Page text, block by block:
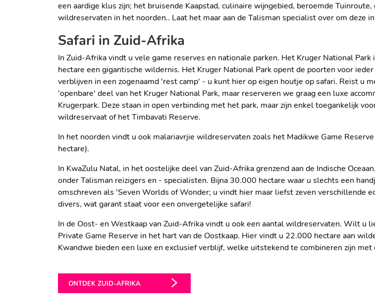
een aardige klus zijn; het bruisende Kaapstad, culinaire wijngebied, beroemde
wildreservaten in het noorden.. Laat het maar aan de Talisman specialist over om deze
Safari in Zuid-Afrika
In Zuid-Afrika vindt u vele game reserves en nationale parken. Het Kruger National
hectare een gigantische wildernis. Het Kruger National Park opent de poorten voor
verblijven in een zogenaamd 'rest camp' - u kunt hier op eigen houtje op safari. Reist u
'openbare' deel van het Kruger National Park, maar reserveren we graag een luxe
Krugerpark. Deze staan in open verbinding met het park, maar zijn enkel toegankelijk
wildreservaat of het Timbavati Reserve.
In het noorden vindt u ook malariavrjie wildreservaten zoals het Madikwe Game
hectare).
In KwaZulu Natal, in het oostelijke deel van Zuid-Afrika grenzend aan de Indische
onder Talisman reizigers en - specialisten. Bijna 30.000 hectare waar u slechts een
omschreven als 'Seven Worlds of Wonder; u vindt hier maar liefst zeven verschillende
divers, wat garant staat voor een onvergetelijke safari!
In de Oost- en Westkaap van Zuid-Afrika vindt u ook een aantal wildreservaten. Wilt u
Private Game Reserve in het hart van de Oostkaap. Hier vindt u 22.000 hectare aan
Kwandwe bieden een luxe en exclusief verblijf, welke uitstekend te combineren zijn
ONTDEK ZUID-AFRIKA